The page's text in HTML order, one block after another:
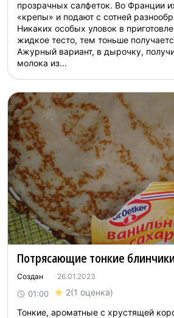
прозрачных салфеток. Во Франции
«крепы» и подают с сотней
Никаких особых уловок в
жидкое тесто, тем тоньше
Ажурный вариант, в дырочку,
молока из...
Потрясающие тонкие
Создан 26.01.2023
01:00 2(1 оценка)
Тонкие, ароматные с хрустящей